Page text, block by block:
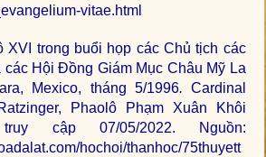
vitae.html
XVI trong buổi họp các Chủ tịch các
các Hội Đồng Giám Mục Châu Mỹ La
Mexico, tháng 5/1996. Cardinal
Phaolô Phạm Xuân Khôi
cập 07/05/2022. Nguồn:
hochoi/thanhoc/75thuyett